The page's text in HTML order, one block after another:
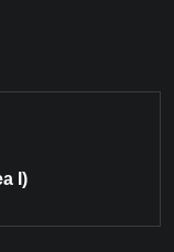
I)